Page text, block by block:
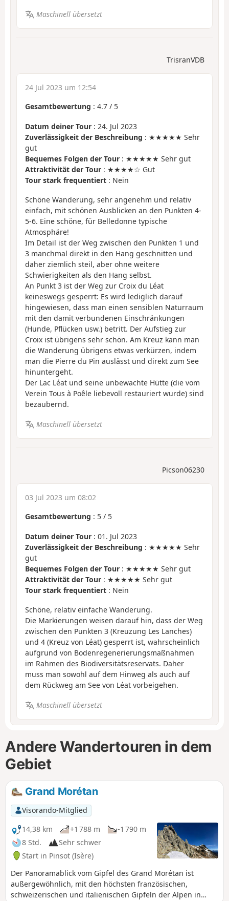
Maschinell übersetzt
TrisranVDB
24 Jul 2023 um 12:54
Gesamtbewertung : 4.7 / 5
Datum deiner Tour : 24. Jul 2023
Zuverlässigkeit der Beschreibung : ★★★★★ Sehr
gut
Bequemes Folgen der Tour : ★★★★★ Sehr gut
Attraktivität der Tour : ★★★★☆ Gut
Tour stark frequentiert : Nein
Schöne Wanderung, sehr angenehm und relativ
einfach, mit schönen Ausblicken an den Punkten 4-
5-6. Eine schöne, für Belledonne typische
Atmosphäre!
Im Detail ist der Weg zwischen den Punkten 1 und
3 manchmal direkt in den Hang geschnitten und
daher ziemlich steil, aber ohne weitere
Schwierigkeiten als den Hang selbst.
An Punkt 3 ist der Weg zur Croix du Léat
keineswegs gesperrt: Es wird lediglich darauf
hingewiesen, dass man einen sensiblen Naturraum
mit den damit verbundenen Einschränkungen
(Hunde, Pflücken usw.) betritt. Der Aufstieg zur
Croix ist übrigens sehr schön. Am Kreuz kann man
die Wanderung übrigens etwas verkürzen, indem
man die Pierre du Pin auslässt und direkt zum See
hinuntergeht.
Der Lac Léat und seine unbewachte Hütte (die vom
Verein Tous à Poêle liebevoll restauriert wurde) sind
bezaubernd.
Maschinell übersetzt
Picson06230
03 Jul 2023 um 08:02
Gesamtbewertung : 5 / 5
Datum deiner Tour : 01. Jul 2023
Zuverlässigkeit der Beschreibung : ★★★★★ Sehr
gut
Bequemes Folgen der Tour : ★★★★★ Sehr gut
Attraktivität der Tour : ★★★★★ Sehr gut
Tour stark frequentiert : Nein
Schöne, relativ einfache Wanderung.
Die Markierungen weisen darauf hin, dass der Weg
zwischen den Punkten 3 (Kreuzung Les Lanches)
und 4 (Kreuz von Léat) gesperrt ist, wahrscheinlich
aufgrund von Bodenregenerierungsmaßnahmen
im Rahmen des Biodiversitätsreservats. Daher
muss man sowohl auf dem Hinweg als auch auf
dem Rückweg am See von Léat vorbeigehen.
Maschinell übersetzt
Andere Wandertouren in dem
Gebiet
Grand Morétan
Visorando-Mitglied
14,38 km
+1 788 m
-1 790 m
8 Std.
Sehr schwer
Start in Pinsot (Isère)
Der Panoramablick vom Gipfel des Grand Morétan ist
außergewöhnlich, mit den höchsten französischen,
schweizerischen und italienischen Gipfeln der Alpen in